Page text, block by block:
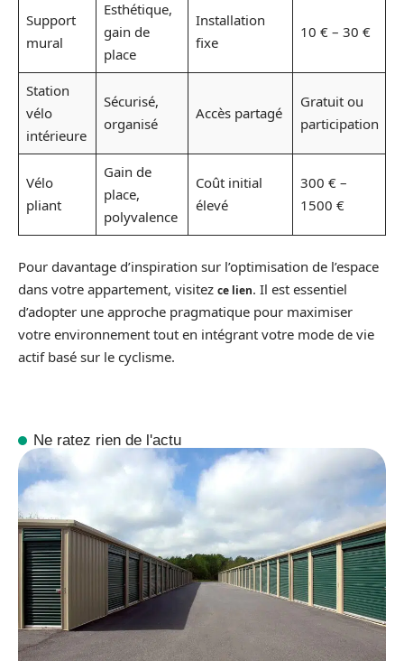
Support
mural
Esthétique,
gain de
place
Installation
fixe
10 € – 30 €
Station
vélo
intérieure
Sécurisé,
organisé
Accès partagé
Gratuit ou
participation
Vélo
pliant
Gain de
place,
polyvalence
Coût initial
élevé
300 € –
1500 €
Pour davantage d’inspiration sur l’optimisation de l’espace
dans votre appartement, visitez ce lien. Il est essentiel
d’adopter une approche pragmatique pour maximiser
votre environnement tout en intégrant votre mode de vie
actif basé sur le cyclisme.
Ne ratez rien de l'actu